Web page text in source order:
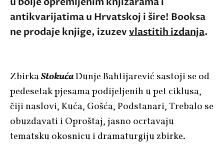
antikvarijatima u Hrvatskoj i šire! Booksa
ne prodaje knjige, izuzevvlastitih izdanja.
ZbirkaStokućaDunje Bahtijarević sastoji se od
pedesetak pjesama podijeljenih u pet ciklusa,
čiji naslovi, Kuća, Gošća, Podstanari, Trebalo se
obuzdavati i Oproštaj, jasno ocrtavaju
tematsku okosnicu i dramaturgiju zbirke.